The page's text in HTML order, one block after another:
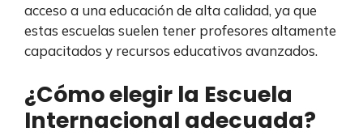
acceso a una educación de alta calidad, ya que
estas escuelas suelen tener profesores altamente
capacitados y recursos educativos avanzados.
¿Cómo elegir la Escuela
Internacional adecuada?